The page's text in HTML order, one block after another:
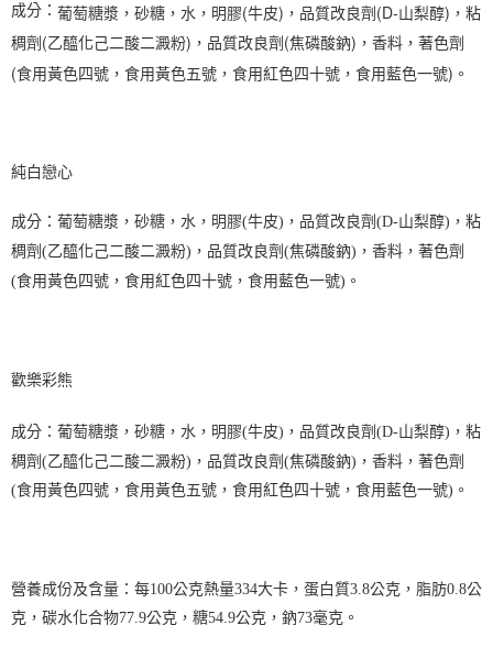
成分： 葡萄糖漿，砂糖，水，明膠(牛皮)，品質改良劑(D-山梨醇)，粘
稠劑(乙醯化己二酸二澱粉)，品質改良劑(焦磷酸鈉)，香料，著色劑
(食用黃色四號，食用黃色五號，食用紅色四十號，食用藍色一號)。
純白戀心
成分：葡萄糖漿，砂糖，水，明膠(牛皮)，品質改良劑(D-山梨醇)，粘
稠劑(乙醯化己二酸二澱粉)，品質改良劑(焦磷酸鈉)，香料，著色劑
(食用黃色四號，食用紅色四十號，食用藍色一號)。
歡樂彩熊
成分：葡萄糖漿，砂糖，水，明膠(牛皮)，品質改良劑(D-山梨醇)，粘
稠劑(乙醯化己二酸二澱粉)，品質改良劑(焦磷酸鈉)，香料，著色劑
(食用黃色四號，食用黃色五號，食用紅色四十號，食用藍色一號)。
營養成份及含量：每100公克熱量334大卡，蛋白質3.8公克，脂肪0.8公
克，碳水化合物77.9公克，糖54.9公克，鈉73毫克。